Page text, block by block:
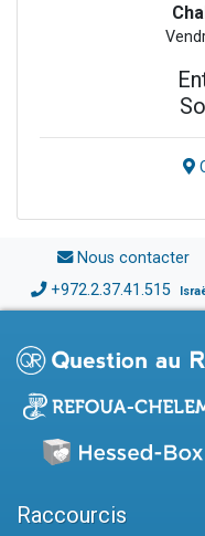
Nous contacter
+972.2.37.41.515
Raccourcis